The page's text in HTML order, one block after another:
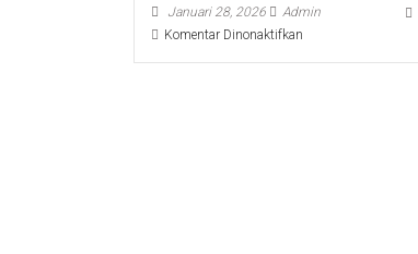
Januari 28, 2026
Admin
Komentar Dinonaktifkan